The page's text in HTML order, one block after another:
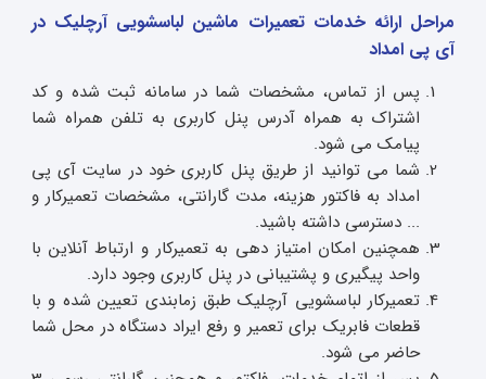
مراحل ارائه خدمات تعمیرات ماشین لباسشویی آرچلیک در
آی پی امداد
پس از تماس، مشخصات شما در سامانه ثبت شده و کد
اشتراک به همراه آدرس پنل کاربری به تلفن همراه شما
پیامک می شود.
شما می توانید از طریق پنل کاربری خود در سایت آی پی
امداد به فاکتور هزینه، مدت گارانتی، مشخصات تعمیرکار و
... دسترسی داشته باشید.
همچنین امکان امتیاز دهی به تعمیرکار و ارتباط آنلاین با
واحد پیگیری و پشتیبانی در پنل کاربری وجود دارد.
تعمیرکار لباسشویی آرچلیک طبق زمابندی تعیین شده و با
قطعات فابریک برای تعمیر و رفع ایراد دستگاه در محل شما
حاضر می شود.